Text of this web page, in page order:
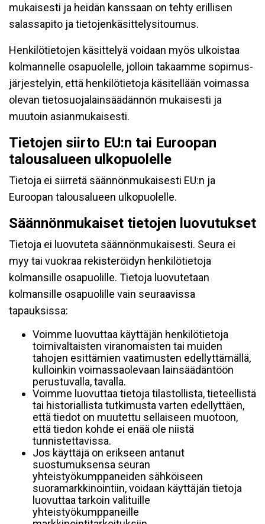
mukaisesti ja heidän kanssaan on tehty erillisen
salassapito ja tietojenkäsittelysitoumus.
Henkilötietojen käsittelyä voidaan myös ulkoistaa
kolmannelle osapuolelle, jolloin takaamme sopimus-
järjestelyin, että henkilötietoja käsitellään voimassa
olevan tietosuojalainsäädännön mukaisesti ja
muutoin asianmukaisesti.
Tietojen siirto EU:n tai Euroopan
talousalueen ulkopuolelle
Tietoja ei siirretä säännönmukaisesti EU:n ja
Euroopan talousalueen ulkopuolelle.
Säännönmukaiset tietojen luovutukset
Tietoja ei luovuteta säännönmukaisesti. Seura ei
myy tai vuokraa rekisteröidyn henkilötietoja
kolmansille osapuolille. Tietoja luovutetaan
kolmansille osapuolille vain seuraavissa
tapauksissa:
Voimme luovuttaa käyttäjän henkilötietoja
toimivaltaisten viranomaisten tai muiden
tahojen esittämien vaatimusten edellyttämällä,
kulloinkin voimassaolevaan lainsäädäntöön
perustuvalla, tavalla.
Voimme luovuttaa tietoja tilastollista, tieteellistä
tai historiallista tutkimusta varten edellyttäen,
että tiedot on muutettu sellaiseen muotoon,
että tiedon kohde ei enää ole niistä
tunnistettavissa.
Jos käyttäjä on erikseen antanut
suostumuksensa seuran
yhteistyökumppaneiden sähköiseen
suoramarkkinointiin, voidaan käyttäjän tietoja
luovuttaa tarkoin valituille
yhteistyökumppaneille